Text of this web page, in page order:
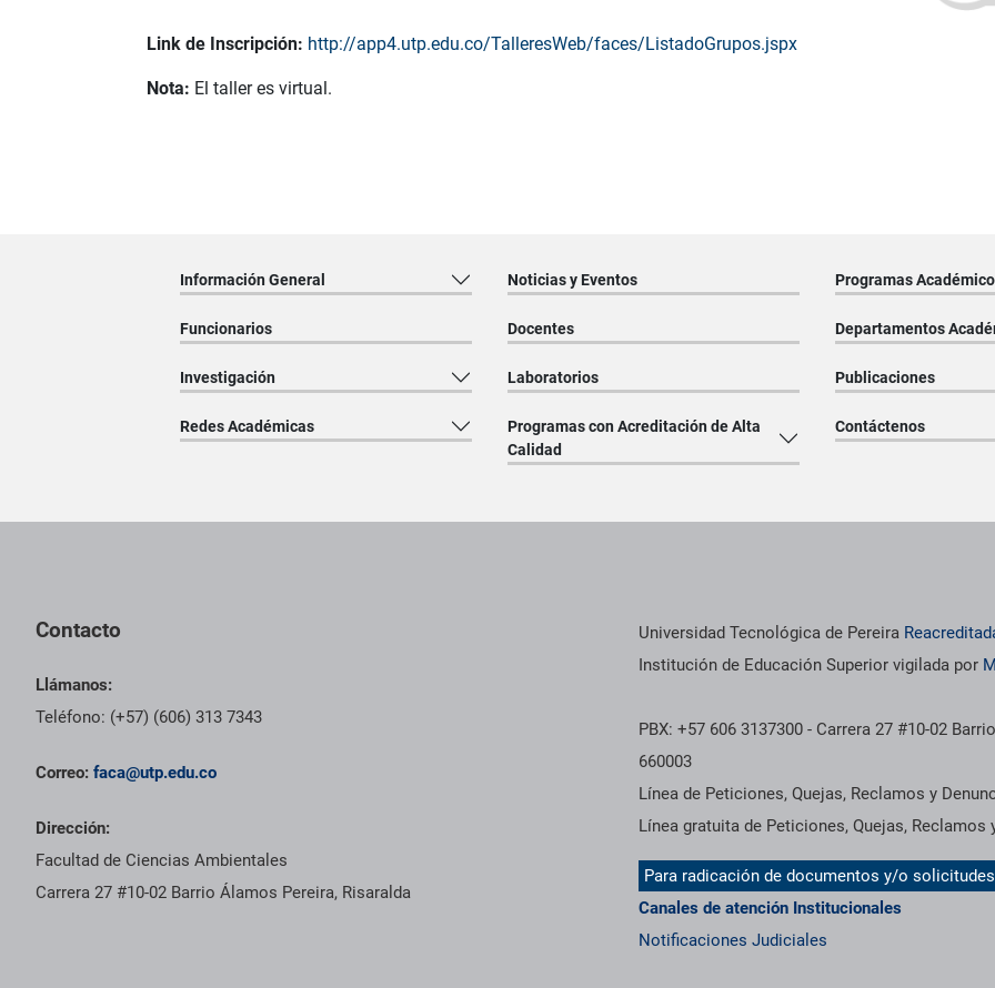
Link de Inscripción: http://app4.utp.edu.co/TalleresWeb/faces/ListadoGrupos.jspx
Nota: El taller es virtual.
Información General Noticias y Eventos Programas
Funcionarios Docentes Departamentos
Investigación Laboratorios Publicaciones
Redes Académicas
Programas con Acreditación de Alta
Calidad
Contáctenos
Contacto
Llámanos:
Teléfono: (+57) (606) 313 7343
Correo: faca@utp.edu.co
Dirección:
Facultad de Ciencias Ambientales
Carrera 27 #10-02 Barrio Álamos Pereira, Risaralda
Información institucional
Universidad Tecnológica de Pereira
Institución de Educación Superior vigilada por
PBX: +57 606 3137300 - Carrera 27 #10-02
660003
Línea de Peticiones, Quejas, Reclamos y
Línea gratuita de Peticiones, Quejas,
Para radicación de documentos y/o
Canales de atención Institucionales
Notificaciones Judiciales